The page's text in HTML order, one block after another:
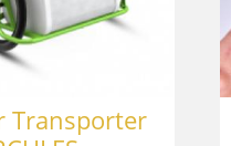
Transporter